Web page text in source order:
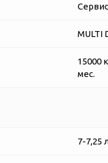
MULTI
15000
мес.
7-7,25